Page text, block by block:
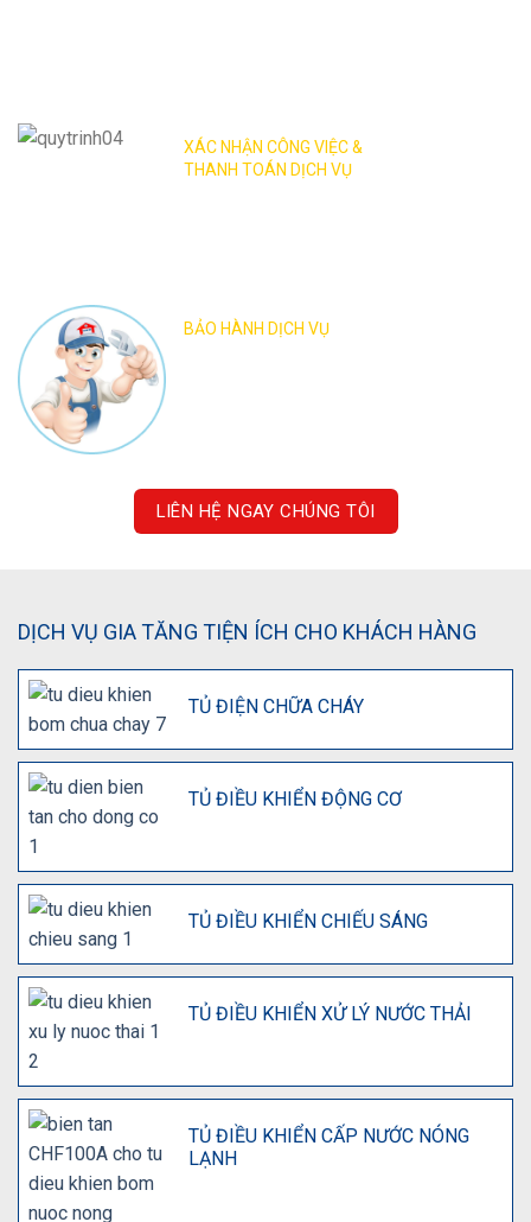
XÁC NHẬN CÔNG VIỆC &
THANH TOÁN DỊCH VỤ
BẢO HÀNH DỊCH VỤ
LIÊN HỆ NGAY CHÚNG TÔI
DỊCH VỤ GIA TĂNG TIỆN ÍCH CHO KHÁCH HÀNG
TỦ ĐIỆN CHỮA CHÁY
TỦ ĐIỀU KHIỂN ĐỘNG CƠ
TỦ ĐIỀU KHIỂN CHIẾU SÁNG
TỦ ĐIỀU KHIỂN XỬ LÝ NƯỚC THẢI
TỦ ĐIỀU KHIỂN CẤP NƯỚC NÓNG
LẠNH